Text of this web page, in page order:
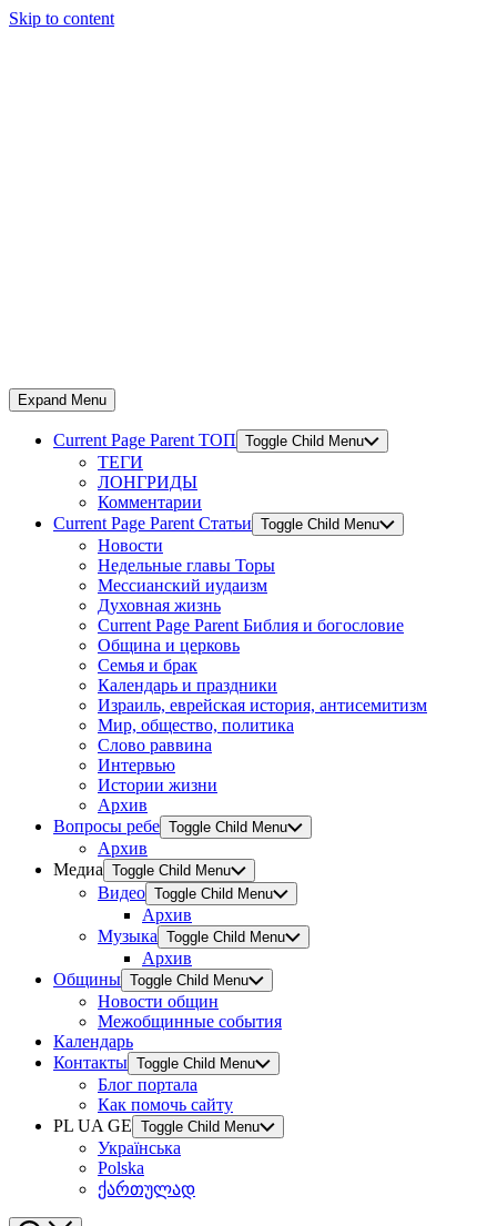
Skip to content
Expand Menu
Current Page Parent ТОП Toggle Child Menu
ТЕГИ
ЛОНГРИДЫ
Комментарии
Current Page Parent Статьи Toggle Child Menu
Новости
Недельные главы Торы
Мессианский иудаизм
Духовная жизнь
Current Page Parent Библия и богословие
Община и церковь
Семья и брак
Календарь и праздники
Израиль, еврейская история, антисемитизм
Мир, общество, политика
Слово раввина
Интервью
Истории жизни
Архив
Вопросы ребе Toggle Child Menu
Архив
Медиа Toggle Child Menu
Видео Toggle Child Menu
Архив
Музыка Toggle Child Menu
Архив
Общины Toggle Child Menu
Новости общин
Межобщинные события
Календарь
Контакты Toggle Child Menu
Блог портала
Как помочь сайту
PL UA GE Toggle Child Menu
Українська
Polska
ქართულად